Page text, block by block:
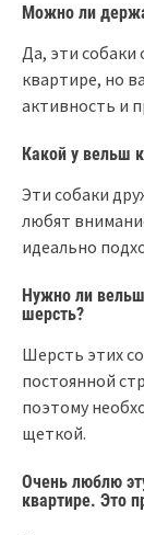
Можно ли
Да, эти собаки
квартире, но
активность и
Какой у вельш
Эти собаки
любят
идеально
Нужно ли вельш
шерсть?
Шерсть этих
постоянной
поэтому
щеткой.
Очень люблю
квартире. Это